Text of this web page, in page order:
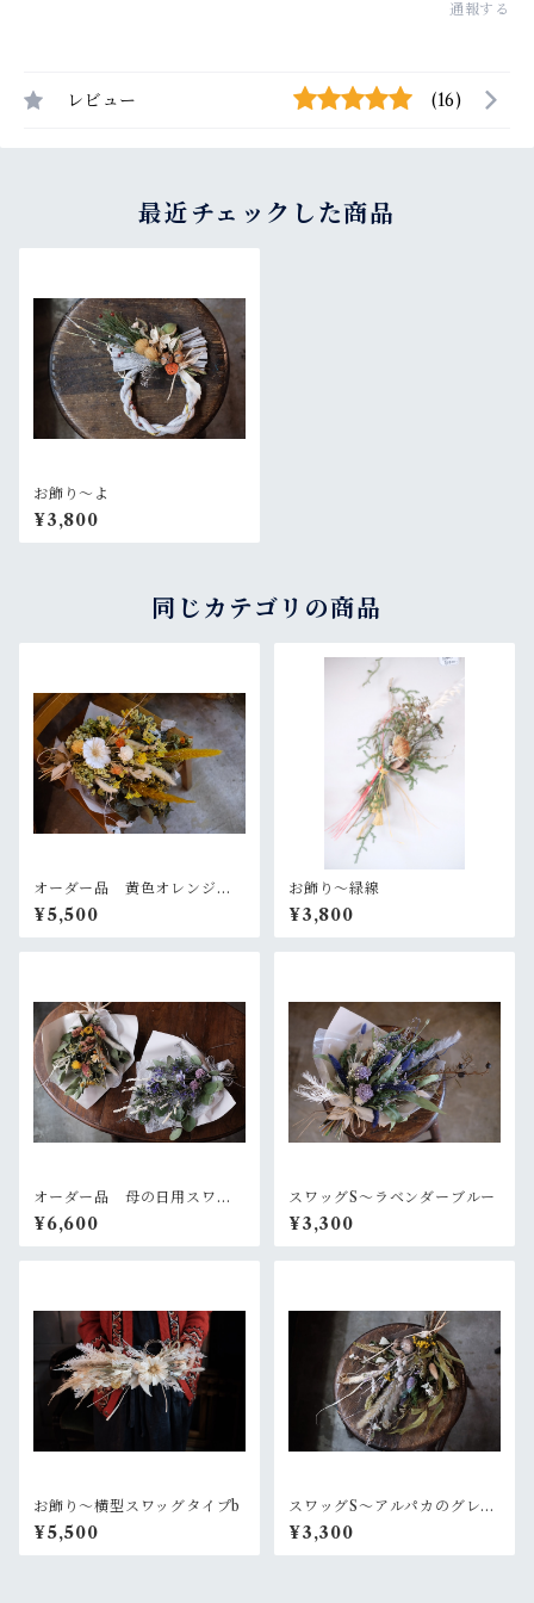
通報する
レビュー (16)
最近チェックした商品
お飾り〜よ
¥3,800
同じカテゴリの商品
オーダー品 黄色オレンジの
大きめスワッグ
¥5,500
お飾り〜緑線
¥3,800
オーダー品 母の日用スワッ
グ2個セット
¥6,600
スワッグS〜ラベンダーブルー
¥3,300
お飾り〜横型スワッグタイプb
¥5,500
スワッグS〜アルパカのグレー
なセーター
¥3,300